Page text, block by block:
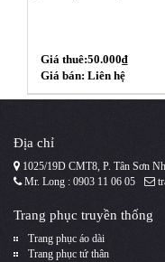
Giá thuê:50.000₫
Giá bán: Liên hệ
Địa chỉ
1025/19D CMT8, P. Tân Sơn
Mr. Long : 0903 11 06 05
Trang phục truyền thống
Trang phục áo dài
Trang phục tứ thân